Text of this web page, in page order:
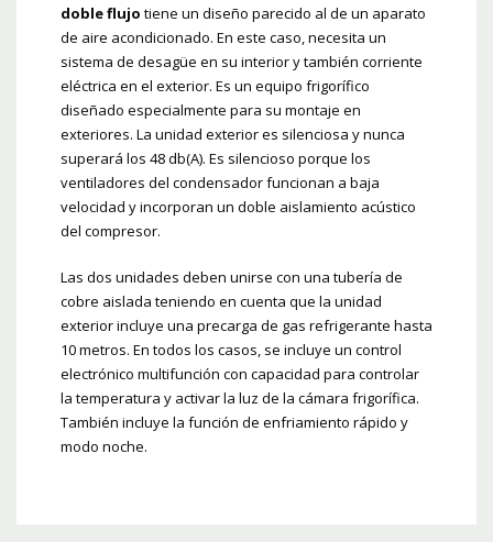
doble flujo tiene un diseño parecido al de un aparato
de aire acondicionado. En este caso, necesita un
sistema de desagüe en su interior y también corriente
eléctrica en el exterior. Es un equipo frigorífico
diseñado especialmente para su montaje en
exteriores. La unidad exterior es silenciosa y nunca
superará los 48 db(A). Es silencioso porque los
ventiladores del condensador funcionan a baja
velocidad y incorporan un doble aislamiento acústico
del compresor.
Las dos unidades deben unirse con una tubería de
cobre aislada teniendo en cuenta que la unidad
exterior incluye una precarga de gas refrigerante hasta
10 metros. En todos los casos, se incluye un control
electrónico multifunción con capacidad para controlar
la temperatura y activar la luz de la cámara frigorífica.
También incluye la función de enfriamiento rápido y
modo noche.